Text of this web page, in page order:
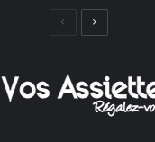
Page